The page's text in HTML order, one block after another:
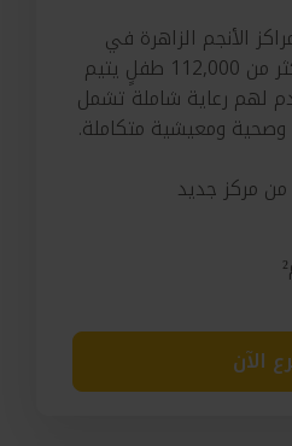
من مراكز الأنجم الزاهرة في
مختلف أنحاء العراق أكثر من 112,000 طفلٍ يتيم
لهم رعاية شاملة تشمل
وصحية ومعيشية متكاملة.
الآن